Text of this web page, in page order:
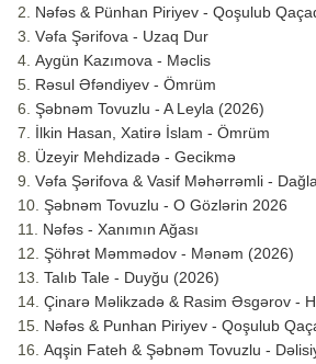
Nəfəs & Pünhan Piriyev - Qoşulub
Vəfa Şərifova - Uzaq Dur
Aygün Kazımova - Məclis
Rəsul Əfəndiyev - Ömrüm
Şəbnəm Tovuzlu - A Leyla (2026)
İlkin Hasan, Xatirə İslam - Ömrüm
Üzeyir Mehdizadə - Gecikmə
Vəfa Şərifova & Vasif Məhərrəmli -
Şəbnəm Tovuzlu - O Gözlərin 2026
Nəfəs - Xanımın Ağası
Şöhrət Məmmədov - Mənəm (2026)
Talıb Tale - Duyğu (2026)
Çinarə Məlikzadə & Rasim Əsgərov -
Nəfəs & Punhan Piriyev - Qoşulub
Aqşin Fateh & Şəbnəm Tovuzlu -